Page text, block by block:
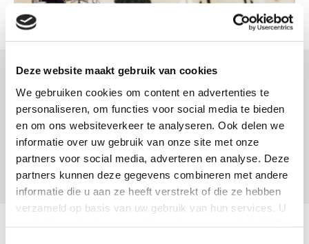
Deze website maakt gebruik van cookies
We gebruiken cookies om content en advertenties te
personaliseren, om functies voor social media te bieden
en om ons websiteverkeer te analyseren. Ook delen we
informatie over uw gebruik van onze site met onze
partners voor social media, adverteren en analyse. Deze
partners kunnen deze gegevens combineren met andere
informatie die u aan ze heeft verstrekt of die ze hebben
verzameld op basis van uw gebruik van hun services. U
Zeer prettig bedrijf om mee samen te werken. Erg
transparant en er wordt altijd erg snel en adequaat
gereageert op onze vragen.
Remco Rijnhart